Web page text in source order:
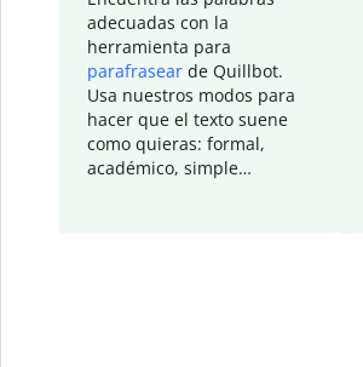
adecuadas con la
herramienta para
parafrasear de Quillbot.
Usa nuestros modos para
hacer que el texto suene
como quieras: formal,
académico, simple…